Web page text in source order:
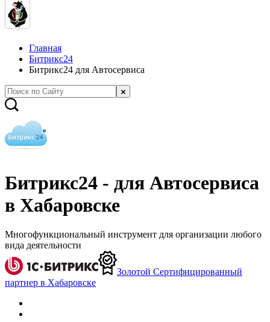
Главная
Битрикс24
Битрикс24 для Автосервиса
Битрикс24 - для Автосервиса
в Хабаровске
Многофункциональный инструмент для организации любого
вида деятельности
Золотой Сертифицированный
партнер в Хабаровске